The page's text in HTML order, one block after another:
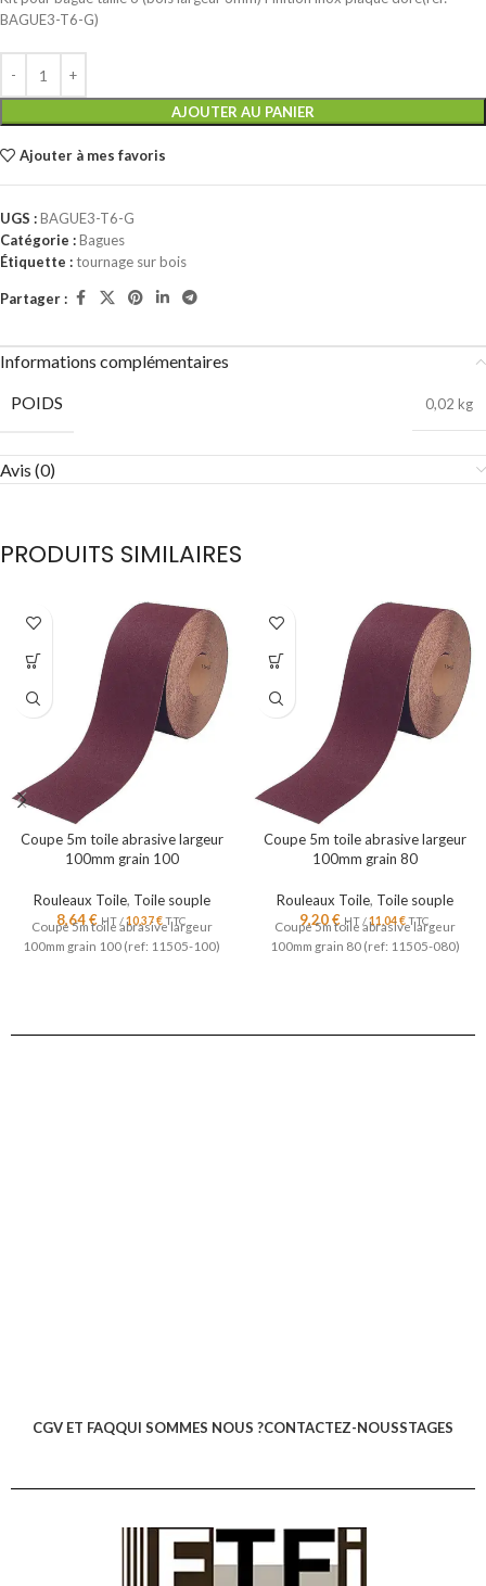
BAGUE3-T6-G)
AJOUTER AU PANIER
Ajouter à mes favoris
UGS :BAGUE3-T6-G
Catégorie :Bagues
Étiquette :tournage sur bois
Partager :
Informations complémentaires
POIDS
0,02 kg
Avis (0)
PRODUITS SIMILAIRES
Coupe 5m toile abrasive largeur
100mm grain 100
Rouleaux Toile, Toile souple
8,64€ HT /10,37€TTC
Coupe 5m toile abrasive largeur
100mm grain 100 (ref: 11505-100)
Coupe 5m toile abrasive largeur
100mm grain 80
Rouleaux Toile, Toile souple
9,20€ HT /11,04€TTC
Coupe 5m toile abrasive largeur
100mm grain 80 (ref: 11505-080)
CGV ET FAQQUI SOMMES NOUS ?CONTACTEZ-NOUSSTAGES